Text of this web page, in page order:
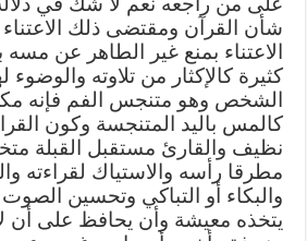
شأن القرآن ومقتضى ذلك الاعتناء
الاعتناء بمنع غير الطاهر عن
كثيرة كالإكثار من تلاوته والوضوء
الشخص وهو متنجس الفم فإنه
كالمس باليد المتنجسة وكون
نظيف والقارئ مستقبل القبلة
مطرقا رأسه والاستياك لقراءته
والبكاء أو التباكي وتحسين الصوت
يتخذه معيشة وأن يحافظ على أن لا